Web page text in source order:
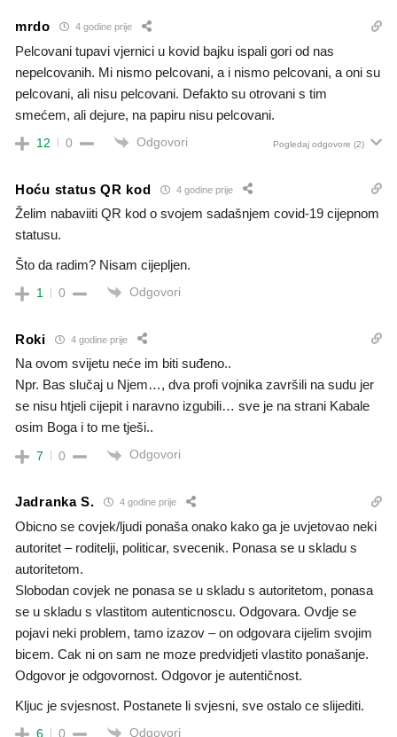
mrdo 4 godine prije
Pelcovani tupavi vjernici u kovid bajku ispali gori od nas
nepelcovanih. Mi nismo pelcovani, a i nismo pelcovani, a oni su
pelcovani, ali nisu pelcovani. Defakto su otrovani s tim
smećem, ali dejure, na papiru nisu pelcovani.
12 0 Odgovori Pogledaj odgovore (2)
Hoću status QR kod 4 godine prije
Želim nabaviiti QR kod o svojem sadašnjem covid-19 cijepnom
statusu.
Što da radim? Nisam cijepljen.
1 0 Odgovori
Roki 4 godine prije
Na ovom svijetu neće im biti suđeno..
Npr. Bas slučaj u Njem…, dva profi vojnika završili na sudu jer
se nisu htjeli cijepit i naravno izgubili… sve je na strani Kabale
osim Boga i to me tješi..
7 0 Odgovori
Jadranka S. 4 godine prije
Obicno se covjek/ljudi ponaša onako kako ga je uvjetovao neki
autoritet – roditelji, politicar, svecenik. Ponasa se u skladu s
autoritetom.
Slobodan covjek ne ponasa se u skladu s autoritetom, ponasa
se u skladu s vlastitom autenticnoscu. Odgovara. Ovdje se
pojavi neki problem, tamo izazov – on odgovara cijelim svojim
bicem. Cak ni on sam ne moze predvidjeti vlastito ponašanje.
Odgovor je odgovornost. Odgovor je autentičnost.
Kljuc je svjesnost. Postanete li svjesni, sve ostalo ce slijediti.
6 0 Odgovori